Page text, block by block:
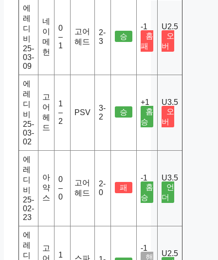
에
레
디
비
25-
03-
09
네
이
메
헌
0
–
1
고어
헤드
2-
3
승
-1
홈
패
U2.5
오
버
에
레
디
비
25-
03-
02
고
어
헤
드
1
–
2
PSV
3-
2
승
+1
홈
승
U3.5
오
버
에
레
디
비
25-
02-
23
아
약
스
0
–
0
고어
헤드
2-
0
패
-1
홈
승
U3.5
언
더
에
레
디
고
어
1
스파
-1
핸
U2.5